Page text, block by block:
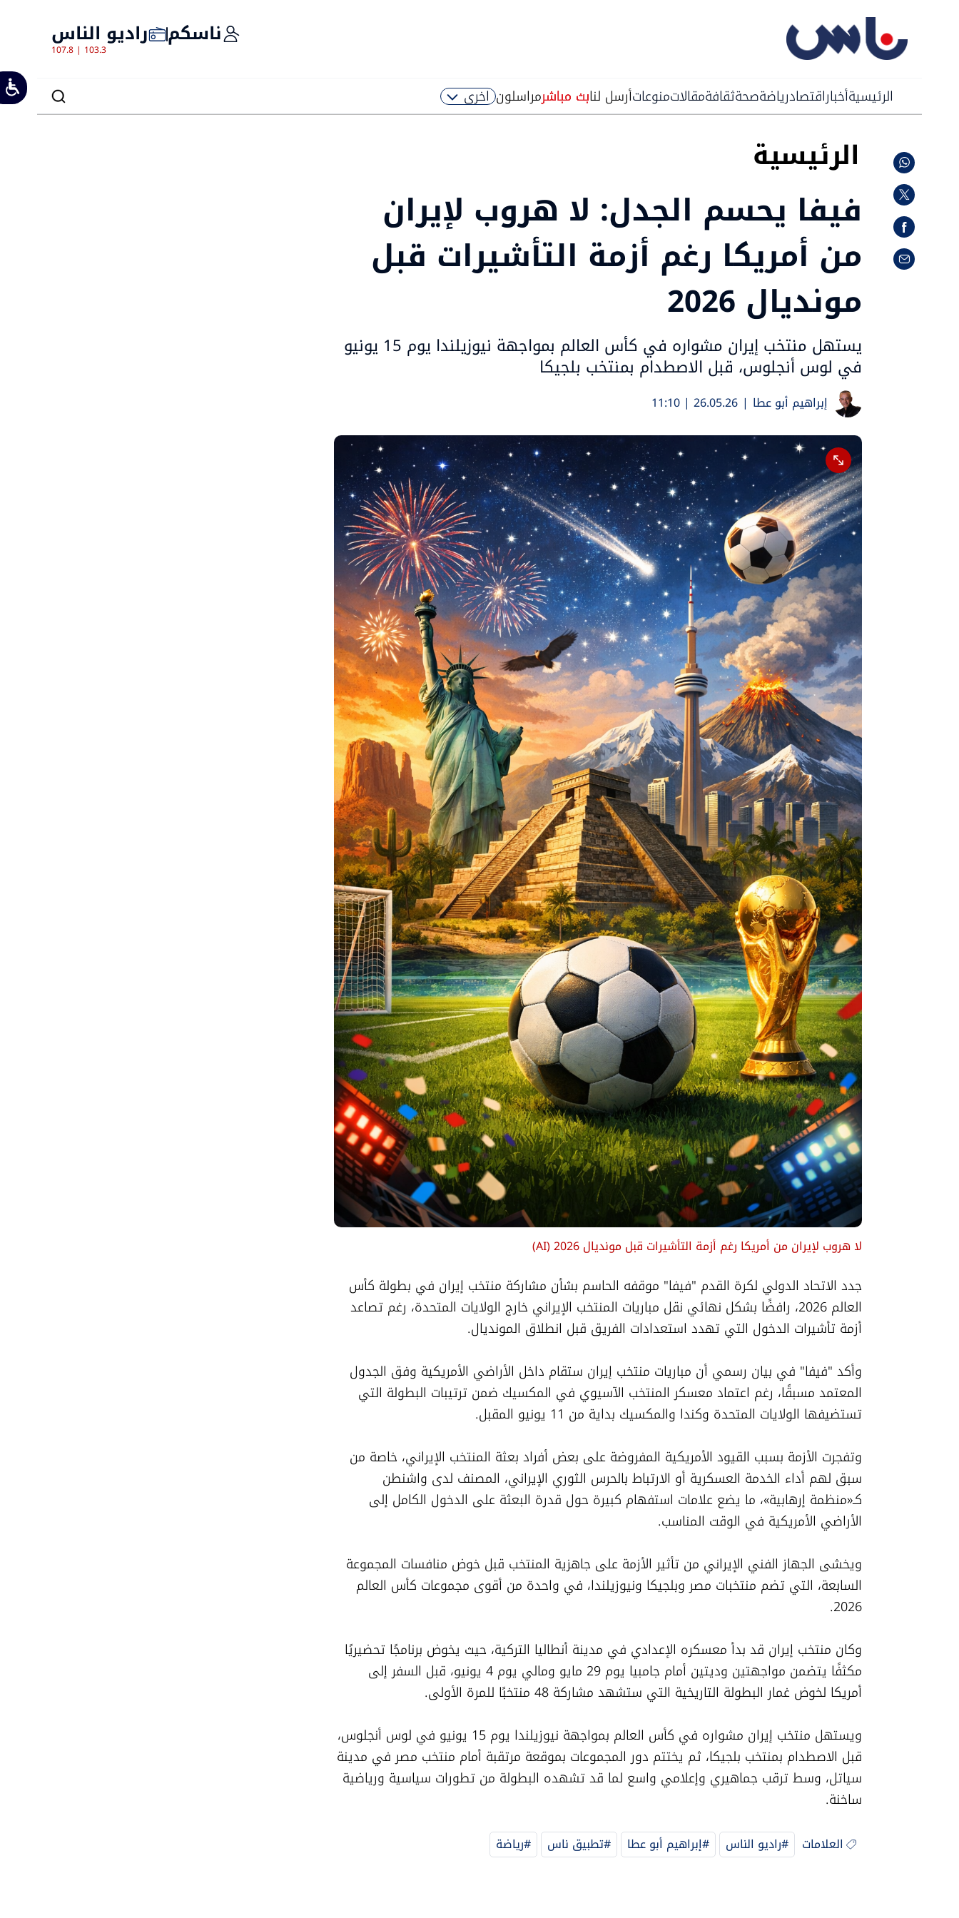
ناسكم راديو الناس
107.8 | 103.3
الرئيسيةأخباراقتصادرياضةصحةثقافةمقالاتمنوعاتأرسل لنابث مباشرمراسلون اخرى
الرئيسية
فيفا يحسم الجدل: لا هروب لإيران
من أمريكا رغم أزمة التأشيرات قبل
مونديال 2026
يستهل منتخب إيران مشواره في كأس العالم بمواجهة نيوزيلندا يوم 15 يونيو
في لوس أنجلوس، قبل الاصطدام بمنتخب بلجيكا
إبراهيم أبو عطا |
26.05.26 | 11:10
لا هروب لإيران من أمريكا رغم أزمة التأشيرات قبل مونديال 2026 (
AI
)
أزمة تأشيرات الدخول التي تهدد استعدادات الفريق قبل انطلاق المونديال.
تستضيفها الولايات المتحدة وكندا والمكسيك بداية من 11 يونيو المقبل.
الأراضي الأمريكية في الوقت المناسب.
2026.
أمريكا لخوض غمار البطولة التاريخية التي ستشهد مشاركة 48 منتخبًا للمرة الأولى.
ساخنة.
العلامات #راديو الناس #إبراهيم أبو عطا #تطبيق ناس #رياضة